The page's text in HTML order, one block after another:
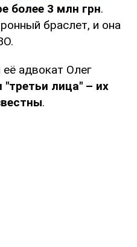
более 3 млн грн.
браслет, и она
адвокат Олег
"третьи лица" – их
.